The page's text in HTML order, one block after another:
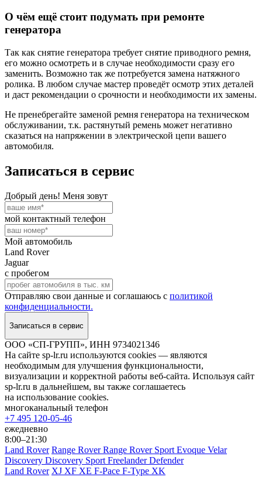
О чём ещё стоит подумать при ремонте
генератора
Так как снятие генератора требует снятие приводного ремня,
его можно осмотреть и в случае необходимости сразу его
заменить. Возможно так же потребуется замена натяжного
ролика. В любом случае мастер проведёт осмотр этих деталей
и даст рекомендации о срочности и необходимости их замены.
Не пренебрегайте заменой ремня генератора на техническом
обслуживании, т.к. растянутый ремень может негативно
сказаться на напряжении в электрической цепи вашего
автомобиля.
Записаться в сервис
Добрый день! Меня зовут
мой контактный телефон
Мой автомобиль
Land Rover
Jaguar
с пробегом
Отправляю свои данные и соглашаюсь с политикой
конфиденциальности.
Записаться в сервис
ООО «СП-ГРУПП», ИНН 9734021346
На сайте sp-lr.ru используются cookies — являются
необходимым для улучшения функциональности,
визуализации и корректной работы веб-сайта. Используя сайт
sp-lr.ru в дальнейшем, вы также соглашаетесь
на использование cookies.
многоканальный телефон
+7 495 120-05-46
ежедневно
8:00–21:30
Land Rover Range RoverRange Rover Sport Evoque Velar
Discovery Discovery Sport FreelanderDefender
Land Rover XJ XF XE F-Pace F-Type XK